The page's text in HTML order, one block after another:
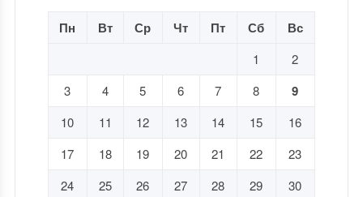
Пн Вт Ср Чт Пт Сб Вс
1
2
3
4 5 6 7 8 9
10 11 12 13 14 15
16
17
18 19 20 21 22
23
24
25 26 27 28 29
30